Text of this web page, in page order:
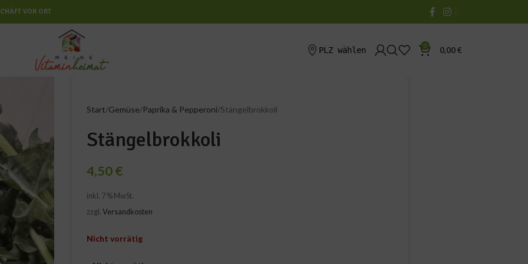
VOR ORT
PLZ wählen 0 0,00€
Start Gemüse Paprika & Pepperoni Stängelbrokkoli
Stängelbrokkoli
4,50€
inkl. 7 % MwSt.
zzgl. Versandkosten
Nicht vorrätig